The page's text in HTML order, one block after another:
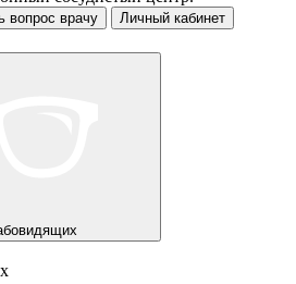
вопрос врачу
Личный кабинет